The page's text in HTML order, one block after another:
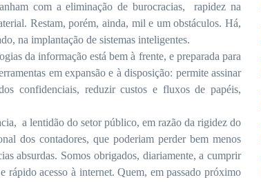
com a eliminaçãode burocracias,
rapidez na
Restam, porém, ainda, mil e um obstáculos. Há,
na implantação de sistemas inteligentes.
da informação está bem à frente, e preparada para
em expansão e à disposição: permiteassinar
confidenciais, reduzir custos e fluxos de papéis,
a lentidão do setor público, em razão da rigidez do
dos contadores, que poderiam perder bem menos
absurdas. Somos obrigados, diariamente, a cumprir
rápido acesso à internet. Quem, em passado próximo